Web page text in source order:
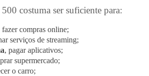
costuma ser suficiente para:
fazer compras online;
serviços de streaming;
, pagar aplicativos;
supermercado;
o carro;